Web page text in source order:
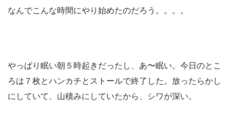
なんでこんな時間にやり始めたのだろう。。。。
やっぱり眠い朝５時起きだったし、あ〜眠い。今日のとこ
ろは７枚とハンカチとストールで終了した。放ったらかし
にしていて、山積みにしていたから、シワが深い。